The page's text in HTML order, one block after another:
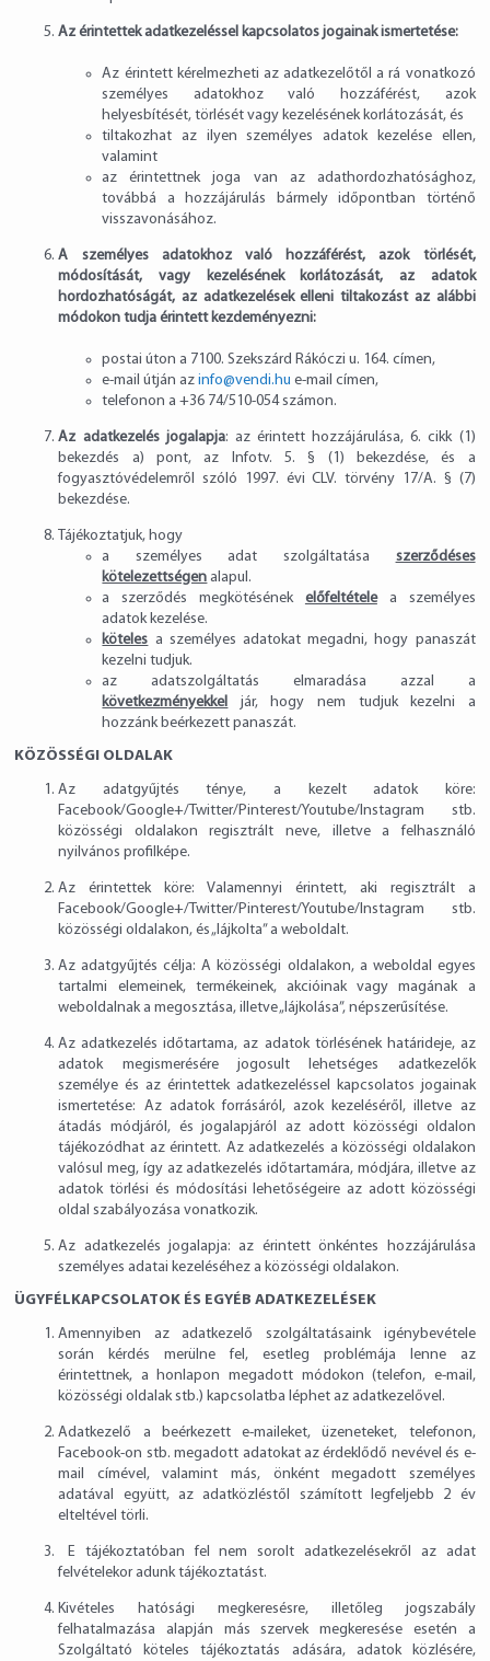
Az érintettek adatkezeléssel kapcsolatos jogainak ismertetése:
Az érintett kérelmezheti az adatkezelőtől a rá vonatkozó
személyes adatokhoz való hozzáférést, azok
helyesbítését, törlését vagy kezelésének korlátozását, és
tiltakozhat az ilyen személyes adatok kezelése ellen,
valamint
az érintettnek joga van az adathordozhatósághoz,
továbbá a hozzájárulás bármely időpontban történő
visszavonásához.
A személyes adatokhoz való hozzáférést, azok törlését,
módosítását, vagy kezelésének korlátozását, az adatok
hordozhatóságát, az adatkezelések elleni tiltakozást az alábbi
módokon tudja érintett kezdeményezni:
postai úton a 7100. Szekszárd Rákóczi u. 164. címen,
e-mail útján azinfo@vendi.hu e-mail címen,
telefonon a+36 74/510-054számon.
Az adatkezelés jogalapja: az érintett hozzájárulása, 6. cikk (1)
bekezdés a) pont, az Infotv. 5. § (1) bekezdése, és a
fogyasztóvédelemről szóló 1997. évi CLV. törvény 17/A. § (7)
bekezdése.
Tájékoztatjuk, hogy
a személyes adat szolgáltatása szerződéses
kötelezettségen alapul.
a szerződés megkötésének előfeltételea személyes
adatok kezelése.
köteles a személyes adatokat megadni, hogy panaszát
kezelni tudjuk.
az adatszolgáltatás elmaradása azzal a
következményekkel jár, hogy nem tudjuk kezelni a
hozzánk beérkezett panaszát.
KÖZÖSSÉGI OLDALAK
Az adatgyűjtés ténye, a kezelt adatok köre:
Facebook/Google+/Twitter/Pinterest/Youtube/Instagram stb.
közösségi oldalakon regisztrált neve, illetve a felhasználó
nyilvános profilképe.
Az érintettek köre: Valamennyi érintett, aki regisztrált a
Facebook/Google+/Twitter/Pinterest/Youtube/Instagram stb.
közösségi oldalakon, és „lájkolta” a weboldalt.
Az adatgyűjtés célja: A közösségi oldalakon, a weboldal egyes
tartalmi elemeinek, termékeinek, akcióinak vagy magának a
weboldalnak a megosztása, illetve „lájkolása”, népszerűsítése.
Az adatkezelés időtartama, az adatok törlésének határideje, az
adatok megismerésére jogosult lehetséges adatkezelők
személye és az érintettek adatkezeléssel kapcsolatos jogainak
ismertetése: Az adatok forrásáról, azok kezeléséről, illetve az
átadás módjáról, és jogalapjáról az adott közösségi oldalon
tájékozódhat az érintett. Az adatkezelés a közösségi oldalakon
valósul meg, így az adatkezelés időtartamára, módjára, illetve az
adatok törlési és módosítási lehetőségeire az adott közösségi
oldal szabályozása vonatkozik.
Az adatkezelés jogalapja: az érintett önkéntes hozzájárulása
személyes adatai kezeléséhez a közösségi oldalakon.
ÜGYFÉLKAPCSOLATOK ÉS EGYÉB ADATKEZELÉSEK
Amennyiben az adatkezelő szolgáltatásaink igénybevétele
során kérdés merülne fel, esetleg problémája lenne az
érintettnek, a honlapon megadott módokon (telefon, e-mail,
közösségi oldalak stb.) kapcsolatba léphet az adatkezelővel.
Adatkezelő a beérkezett e-maileket, üzeneteket, telefonon,
Facebook-on stb. megadott adatokat az érdeklődő nevével és e-
mail címével, valamint más, önként megadott személyes
adatával együtt, az adatközléstől számított legfeljebb 2 év
elteltével törli.
E tájékoztatóban fel nem sorolt adatkezelésekről az adat
felvételekor adunk tájékoztatást.
Kivételes hatósági megkeresésre, illetőleg jogszabály
felhatalmazása alapján más szervek megkeresése esetén a
Szolgáltató köteles tájékoztatás adására, adatok közlésére,